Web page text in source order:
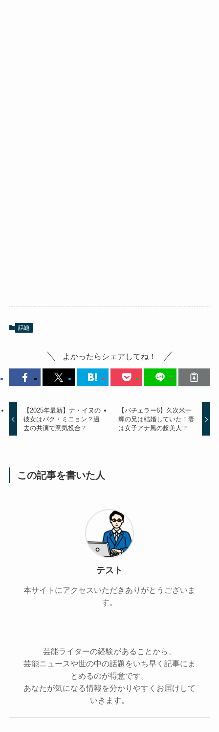
話題
よかったらシェアしてね！
【2025年最新】ナ・イヌの
彼女はパク・ミニョン？過
去の共演で意気投合？
【バチェラー6】久次米一
輝の兄は結婚していた！妻
は女子アナ風の超美人？
この記事を書いた人
テスト
本サイトにアクセスいただきありがとうございま
す。
芸能ライターの経験があることから、
芸能ニュースや世の中の話題をいち早く記事にま
とめるのが得意です。
あなたが気になる情報を分かりやすくお届けして
いきます。